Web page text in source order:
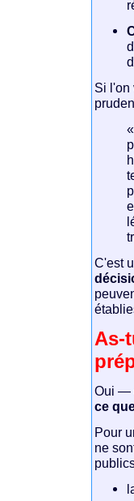
Si l'on
C'est
As-
Oui —
ce
Pour
ne